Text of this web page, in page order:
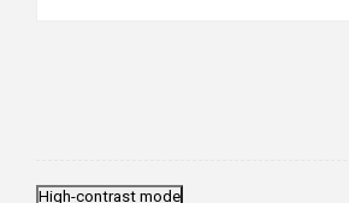
High-contrast mode